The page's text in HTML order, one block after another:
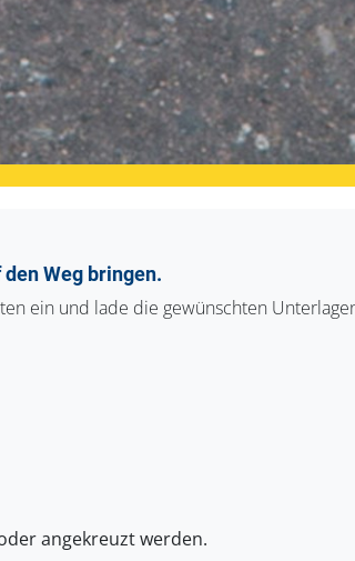
Weg bringen.
ein und lade die gewünschten
angekreuzt werden.